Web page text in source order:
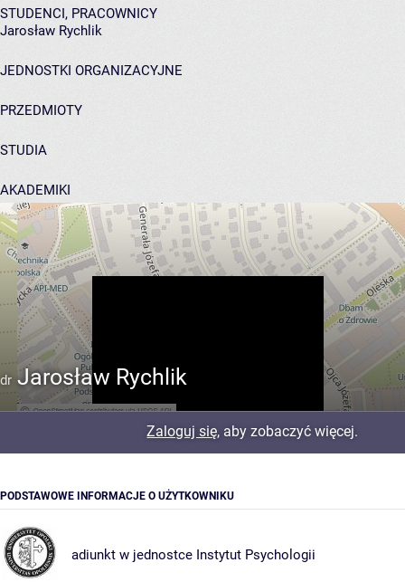
STUDENCI, PRACOWNICY
Jarosław Rychlik
JEDNOSTKI ORGANIZACYJNE
PRZEDMIOTY
STUDIA
AKADEMIKI
POMOC
dr Jarosław Rychlik
Zaloguj się, aby zobaczyć więcej.
PODSTAWOWE INFORMACJE O UŻYTKOWNIKU
adiunkt w jednostce Instytut Psychologii